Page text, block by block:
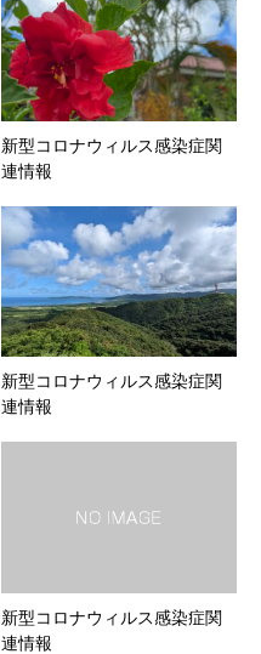
新型コロナウィルス感染症関
連情報
新型コロナウィルス感染症関
連情報
新型コロナウィルス感染症関
連情報